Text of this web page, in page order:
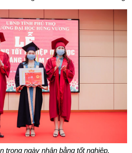
trong ngày nhận bằng tốt nghiệp.